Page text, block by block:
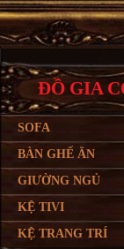
ĐỒ GIA
SOFA
BÀN GHẾ ĂN
GIƯỜNG NGỦ
KỆ TIVI
KỆ TRANG TRÍ